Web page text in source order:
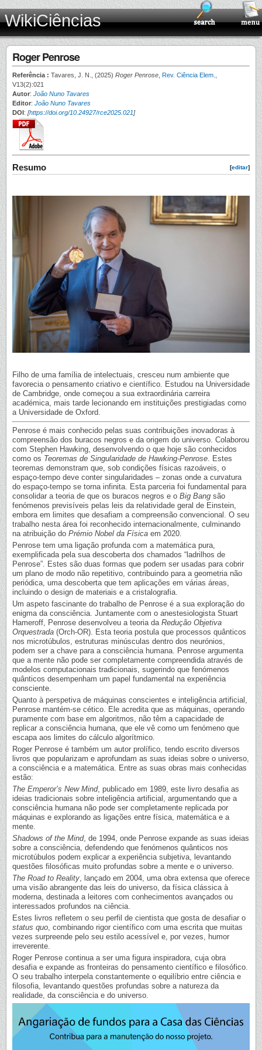
WikiCiências
Roger Penrose
Referência : Tavares, J. N., (2025) Roger Penrose Rev. Ciência Elem.
V13(2):021
Autor: João Nuno Tavares
Editor: João Nuno Tavares
DOI: [https://doi.org/10.24927/rce2025.021]
[editar]
Resumo
Filho de uma família de intelectuais, cresceu num ambiente que
favorecia o pensamento criativo e científico. Estudou na Universidade
de Cambridge, onde começou a sua extraordinária carreira
académica, mais tarde lecionando em instituições prestigiadas como
a Universidade de Oxford.
Penrose é mais conhecido pelas suas contribuições inovadoras à
compreensão dos buracos negros e da origem do universo. Colaborou
com Stephen Hawking, desenvolvendo o que hoje são conhecidos
como os Teoremas de Singularidade de Hawking-Penrose. Estes
teoremas demonstram que, sob condições físicas razoáveis, o
espaço-tempo deve conter singularidades – zonas onde a curvatura
do espaço-tempo se torna infinita. Esta parceria foi fundamental para
consolidar a teoria de que os buracos negros e o Big Bang são
fenómenos previsíveis pelas leis da relatividade geral de Einstein,
embora em limites que desafiam a compreensão convencional. O seu
trabalho nesta área foi reconhecido internacionalmente, culminando
na atribuição do Prémio Nobel da Física em 2020.
Penrose tem uma ligação profunda com a matemática pura,
exemplificada pela sua descoberta dos chamados “ladrilhos de
Penrose”. Estes são duas formas que podem ser usadas para cobrir
um plano de modo não repetitivo, contribuindo para a geometria não
periódica, uma descoberta que tem aplicações em várias áreas,
incluindo o design de materiais e a cristalografia.
Um aspeto fascinante do trabalho de Penrose é a sua exploração do
enigma da consciência. Juntamente com o anestesiologista Stuart
Hameroff, Penrose desenvolveu a teoria da Redução Objetiva
Orquestrada (Orch-OR). Esta teoria postula que processos quânticos
nos microtúbulos, estruturas minúsculas dentro dos neurónios,
podem ser a chave para a consciência humana. Penrose argumenta
que a mente não pode ser completamente compreendida através de
modelos computacionais tradicionais, sugerindo que fenómenos
quânticos desempenham um papel fundamental na experiência
consciente.
Quanto à perspetiva de máquinas conscientes e inteligência artificial,
Penrose mantém-se cético. Ele acredita que as máquinas, operando
puramente com base em algoritmos, não têm a capacidade de
replicar a consciência humana, que ele vê como um fenómeno que
escapa aos limites do cálculo algorítmico.
Roger Penrose é também um autor prolífico, tendo escrito diversos
livros que popularizam e aprofundam as suas ideias sobre o universo,
a consciência e a matemática. Entre as suas obras mais conhecidas
estão:
The Emperor’s New Mind, publicado em 1989, este livro desafia as
ideias tradicionais sobre inteligência artificial, argumentando que a
consciência humana não pode ser completamente replicada por
máquinas e explorando as ligações entre física, matemática e a
mente.
Shadows of the Mind, de 1994, onde Penrose expande as suas ideias
sobre a consciência, defendendo que fenómenos quânticos nos
microtúbulos podem explicar a experiência subjetiva, levantando
questões filosóficas muito profundas sobre a mente e o universo.
The Road to Reality, lançado em 2004, uma obra extensa que oferece
uma visão abrangente das leis do universo, da física clássica à
moderna, destinada a leitores com conhecimentos avançados ou
interessados profundos na ciência.
Estes livros refletem o seu perfil de cientista que gosta de desafiar o
status quo, combinando rigor científico com uma escrita que muitas
vezes surpreende pelo seu estilo acessível e, por vezes, humor
irreverente.
Roger Penrose continua a ser uma figura inspiradora, cuja obra
desafia e expande as fronteiras do pensamento científico e filosófico.
O seu trabalho interpela constantemente o equilíbrio entre ciência e
filosofia, levantando questões profundas sobre a natureza da
realidade, da consciência e do universo.